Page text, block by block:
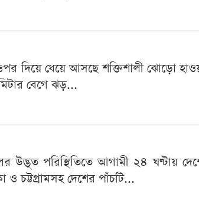
দিয়ে ধেয়ে আসছে শক্তিশালী ঝোড়ো
বেগে ঝড়...
উদ্ভূত পরিস্থিতিতে আগামী ২৪ ঘণ্টায়
চট্টগ্রামসহ দেশের পাঁচটি...